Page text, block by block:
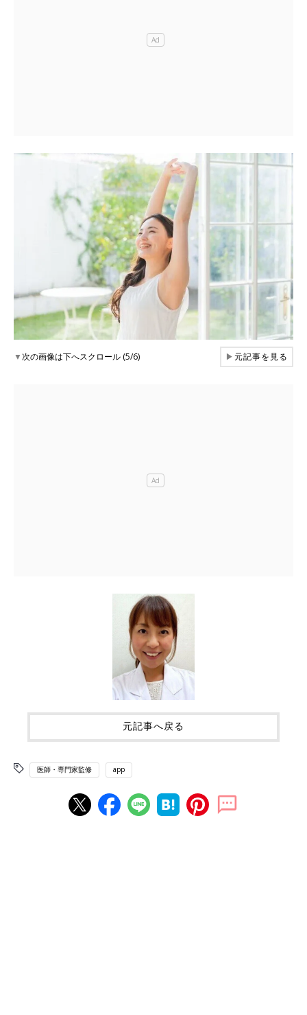
▼次の画像は下へスクロール (5/6) ▶元記事を見る
元記事へ戻る
医師・専門家監修 app